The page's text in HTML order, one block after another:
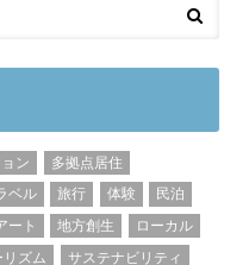
ン
多拠点居住
ベル 旅行 体験
民泊
ート 地方創生
ローカル
ズム サステナビリティ